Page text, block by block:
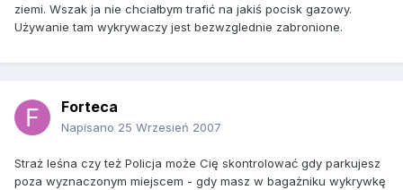
ziemi. Wszak ja nie chciałbym trafić na jakiś pocisk gazowy.
Używanie tam wykrywaczy jest bezwzglednie zabronione.
Forteca
Napisano 25 Wrzesień 2007
Straż leśna czy też Policja może Cię skontrolować gdy parkujesz
poza wyznaczonym miejscem - gdy masz w bagażniku wykrywkę